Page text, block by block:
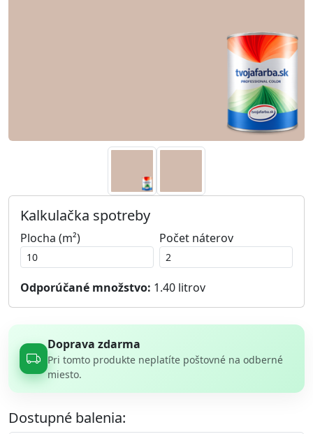
Kalkulačka spotreby
Plocha (m²) Počet náterov
Odporúčané množstvo: 1.40 litrov
Doprava zdarma
Pri tomto produkte neplatíte poštovné na odberné
miesto.
Dostupné balenia: